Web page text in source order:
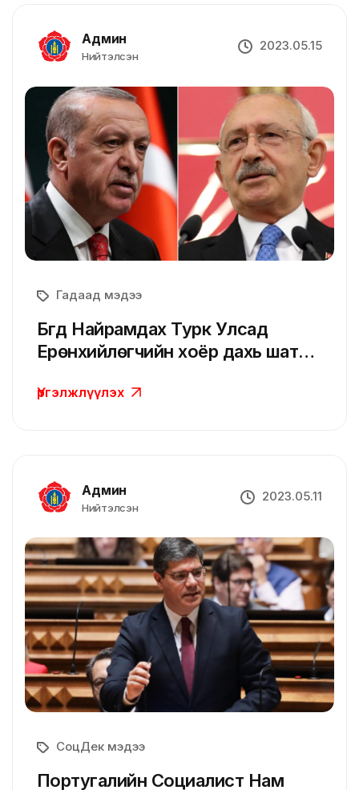
Админ
Нийтэлсэн
2023.05.15
Гадаад мэдээ
Бүгд Найрамдах Турк Улсад
Ерөнхийлөгчийн хоёр дахь шатны
Үргэлжлүүлэх
Админ
Нийтэлсэн
2023.05.11
СоцДек мэдээ
Португалийн Социалист Нам